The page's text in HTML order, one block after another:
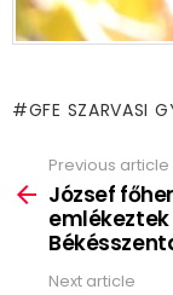
GFE SZARVASI
more
Previous article
József
Next article